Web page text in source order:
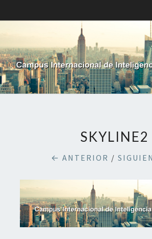
SKYLINE2
← ANTERIOR /